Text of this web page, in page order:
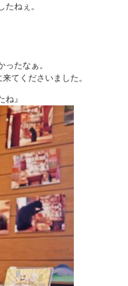
ねぇ。
たなぁ。
てくださいました。
ね』